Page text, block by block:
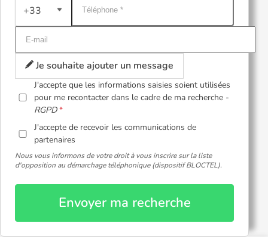
+33
Je souhaite ajouter un message
J'accepte que les informations saisies soient utilisées
pour me recontacter dans le cadre de ma recherche -
RGPD
J'accepte de recevoir les communications de
partenaires
Nous vous informons de votre droit à vous inscrire sur la liste
d'opposition au démarchage téléphonique (dispositif BLOCTEL).
Envoyer ma recherche